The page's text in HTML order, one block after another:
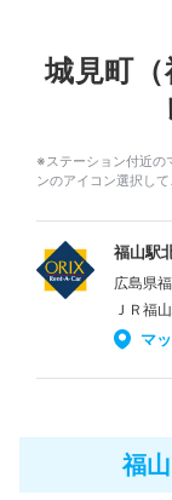
城見町（
※ステーション付近の
ンのアイコン選択して
福山駅
広島県
ＪＲ福
マ
福